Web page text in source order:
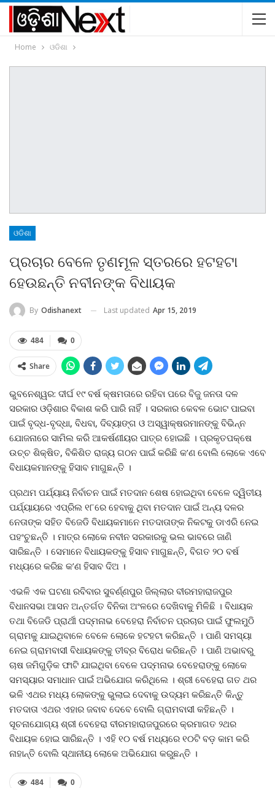
Home ଓଡିଶା
ଓଡିଶା
ପ୍ରଚାର ବେଳେ ତୃଣମୂଳ ସ୍ତରରେ ହଟହଟା
ହେଉଛନ୍ତି ନବୀନଙ୍କ ବିଧାୟକ
By Odishanext Last updated Apr 15, 2019
0
484
Share
ଭୁବନେଶ୍ୱର: ଦୀର୍ଘ ୧୯ ବର୍ଷ କ୍ଷମତାରେ ରହିବା ପରେ ବିଜୁ ଜନତା ଦଳ
ସରକାର ଓଡ଼ିଶାର ବିକାଶ କରି ପାରି ନାହିଁ । ସରକାର କେବଳ ଭୋଟ ପାଇବା
ପାଇଁ ବୃଦ୍ଧ-ବୃଦ୍ଧା, ବିଧବା, ଦିବ୍ୟାଙ୍ଗ ଓ ଅସ୍ୱାକ୍ଷରମାନଙ୍କୁ ବିଭିନ୍ନ
ଯୋଜନାରେ ସାମିଲ କରି ଆକର୍ଷଣୀୟର ପାତ୍ର ହୋଇଛି । ପ୍ରକୃତପକ୍ଷେ
ଉଚ୍ଚ ଶିକ୍ଷିତ, ବିକିଶିତ ରାଜ୍ୟ ଗଠନ ପାଇଁ କରିଛି କ’ଣ ବୋଲି ଲୋକେ ଏବେ
ବିଧାୟକମାନଙ୍କୁ ହିସାବ ମାଗୁଛନ୍ତି ।
ପ୍ରଥମ ପର୍ଯ୍ୟାୟ ନିର୍ବାଚନ ପାଇଁ ମତଦାନ ଶେଷ ହୋଇଥିବା ବେଳେ ଦ୍ୱିତୀୟ
ପର୍ଯ୍ୟାୟରେ ଏପ୍ରିଲ ୧୮ରେ ହେବାକୁ ଥିବା ମତଦାନ ପାଇଁ ଅନ୍ୟ ଦଳର
ନେତାଙ୍କ ସହିତ ବିଜେଡି ବିଧାୟକମାନେ ମତଦାତାଙ୍କ ନିକଟକୁ ଡାଏରି ନେଇ
ପହଂଚୁଛନ୍ତି । ମାତ୍ର ଲୋକେ ନବୀନ ସରକାରକୁ ଭଲ ଭାବରେ ଜାଣି
ସାରିଛନ୍ତି । ସେମାନେ ବିଧାୟକଙ୍କୁ ହିସାବ ମାଗୁଛନ୍ତି, ବିଗତ ୨୦ ବର୍ଷ
ମଧ୍ୟରେ କରିଛ କ’ଣ ହିସାବ ଦିଅ ।
ଏଭଳି ଏକ ଘଟଣା ରବିବାର ସୁବର୍ଣ୍ଣପୁର ଜିଲ୍ଲାର ବୀରମହାରାଜପୁର
ବିଧାନସଭା ଆସନ ଅନ୍ତର୍ଗତ ବିନିକା ଅଂଳରେ ଦେଖିବାକୁ ମିଳିଛି । ବିଧାୟକ
ତଥା ବିଜେଡି ପ୍ରାର୍ଥୀ ପଦ୍ମନାଭ ବେହେରା ନିର୍ବାଚନ ପ୍ରଚାର ପାଇଁ ଫୁଲମୁଠି
ଗ୍ରାମକୁ ଯାଇଥିବାଳେ ବେଳେ ଲୋକେ ହଟହଟା କରିଛନ୍ତି । ପାଣି ସମସ୍ୟା
ନେଇ ଗ୍ରାମବାସୀ ବିଧାୟକଙ୍କୁ ତୀବ୍ର ବିରୋଧ କରିଛନ୍ତି । ପାଣି ଅଭାବରୁ
ଚାଷ ଜମିଗୁଡ଼ିକ ଫାଟି ଯାଇଥିବା ବେଳେ ପଦ୍ମନାଭ ବେହେରାଙ୍କୁ ଲୋକେ
ସମସ୍ୟାର ସମାଧାନ ପାଇଁ ଅଭିଯୋଗ କରିଥିଲେ । ଶ୍ରୀ ବେହେରା ଗତ ଥର
ଭଳି ଏଥର ମଧ୍ୟ ଲୋକଙ୍କୁ ଭୁଲାଇ ଦେବାକୁ ଉଦ୍ୟମ କରିଛନ୍ତି କିନ୍ତୁ
ମତଦାତା ଏଥର ଏହାର ଜବାବ ଦେବେ ବୋଲି ଗ୍ରାମବାସୀ କହିଛନ୍ତି ।
ସୂଚନାଯୋଗ୍ୟ ଶ୍ରୀ ବେହେରା ବୀରମହାରାଜପୁରରେ କ୍ରମାଗତ ୨ଥର
ବିଧାୟକ ହୋଇ ସାରିଛନ୍ତି । ଏହି ୧୦ ବର୍ଷ ମଧ୍ୟରେ ୧୦ଟି ବଡ଼ କାମ କରି
ନାହାନ୍ତି ବୋଲି ସ୍ଥାନୀୟ ଲୋକେ ଅଭିଯୋଗ କରୁଛନ୍ତି ।
0
484